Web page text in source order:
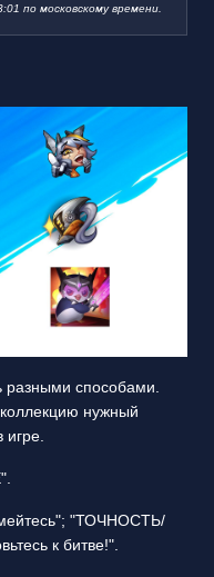
по московскому времени.
способами.
нужный
"ТОЧНОСТЬ/
к битве!".